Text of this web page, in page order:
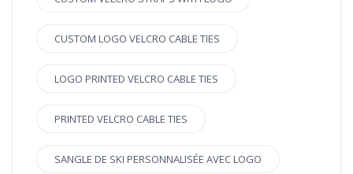
CUSTOM LOGO VELCRO CABLE TIES
LOGO PRINTED VELCRO CABLE TIES
PRINTED VELCRO CABLE TIES
SANGLE DE SKI PERSONNALISÉE AVEC LOGO